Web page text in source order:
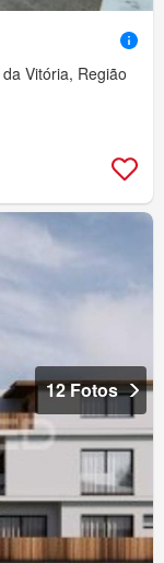
Vitória, Região
12 Fotos